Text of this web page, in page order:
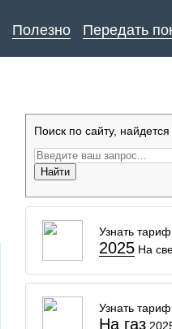
Полезно Передать
Поиск по сайту, найдется
Найти
Узнать
2025 На
Узнать
На газ